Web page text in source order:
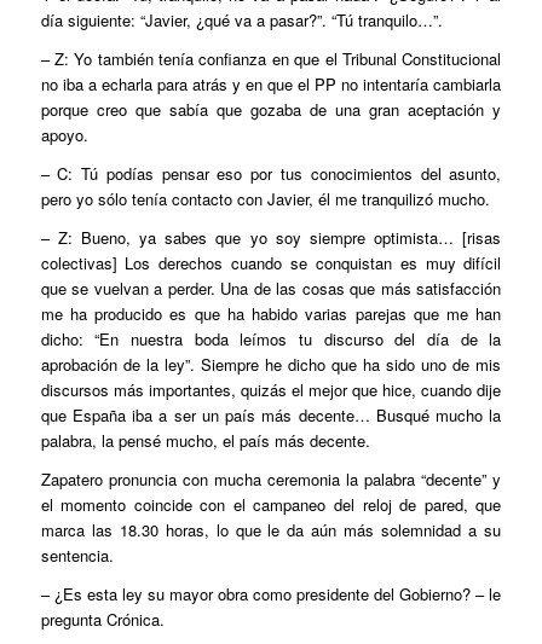
día siguiente: “Javier, ¿qué va a pasar?”. “Tú tranquilo…”.
– Z: Yo también tenía confianza en que el Tribunal Constitucional
no iba a echarla para atrás y en que el PP no intentaría cambiarla
porque creo que sabía que gozaba de una gran aceptación y
apoyo.
– C: Tú podías pensar eso por tus conocimientos del asunto,
pero yo sólo tenía contacto con Javier, él me tranquilizó mucho.
– Z: Bueno, ya sabes que yo soy siempre optimista… [risas
colectivas] Los derechos cuando se conquistan es muy difícil
que se vuelvan a perder. Una de las cosas que más satisfacción
me ha producido es que ha habido varias parejas que me han
dicho: “En nuestra boda leímos tu discurso del día de la
aprobación de la ley”. Siempre he dicho que ha sido uno de mis
discursos más importantes, quizás el mejor que hice, cuando dije
que España iba a ser un país más decente… Busqué mucho la
palabra, la pensé mucho, el país más decente.
Zapatero pronuncia con mucha ceremonia la palabra “decente” y
el momento coincide con el campaneo del reloj de pared, que
marca las 18.30 horas, lo que le da aún más solemnidad a su
sentencia.
– ¿Es esta ley su mayor obra como presidente del Gobierno? – le
pregunta Crónica.